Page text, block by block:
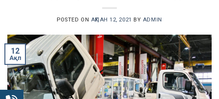
POSTED ON АҚПАН 12, 2021 BY ADMIN
12
Ақп